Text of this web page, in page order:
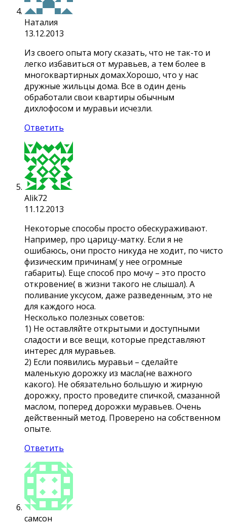
Наталия
13.12.2013
Из своего опыта могу сказать, что не так-то и
легко избавиться от муравьев, а тем более в
многоквартирных домах.Хорошо, что у нас
дружные жильцы дома. Все в один день
обработали свои квартиры обычным
дихлофосом и муравьи исчезли.
Ответить
Alik72
11.12.2013
Некоторые способы просто обескураживают.
Например, про царицу-матку. Если я не
ошибаюсь, они просто никуда не ходит, по чисто
физическим причинам( у нее огромные
габариты). Еще способ про мочу – это просто
откровение( в жизни такого не слышал). А
поливание уксусом, даже разведенным, это не
для каждого носа.
Несколько полезных советов:
1) Не оставляйте открытыми и доступными
сладости и все вещи, которые представляют
интерес для муравьев.
2) Если появились муравьи – сделайте
маленькую дорожку из масла(не важного
какого). Не обязательно большую и жирную
дорожку, просто проведите спичкой, смазанной
маслом, поперед дорожки муравьев. Очень
действенный метод. Проверено на собственном
опыте.
Ответить
самсон